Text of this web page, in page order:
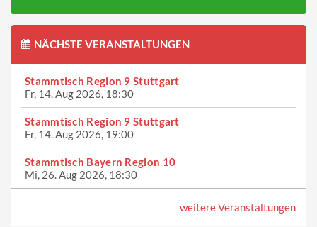
NÄCHSTE VERANSTALTUNGEN
Stammtisch Region 9 Stuttgart
Fr, 14. Aug 2026, 18:30
Stammtisch Region 9 Stuttgart
Fr, 14. Aug 2026, 19:00
Stammtisch Bayern Region 10
Mi, 26. Aug 2026, 18:30
weitere Veranstaltungen